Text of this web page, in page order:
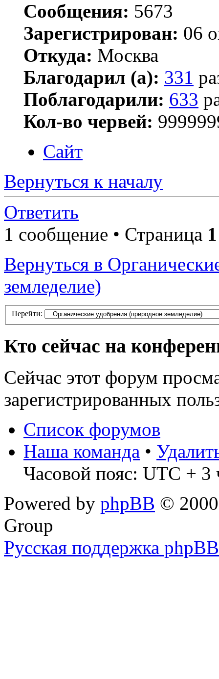
Сообщения: 5673
Зарегистрирован: 06
Откуда: Москва
Благодарил (а): 331
Поблагодарили: 633
Кол-во червей:
Сайт
Вернуться к началу
Ответить
1 сообщение • Страница 1
Вернуться в
земледелие)
Перейти:
Кто сейчас на
Сейчас этот форум
зарегистрированных
Список форумов
Наша команда •
Часовой пояс: UTC + 3
Powered by phpBB ©
Group
Русская поддержка phpBB